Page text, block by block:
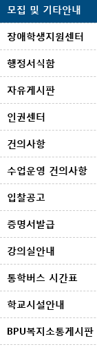
모집 및 기타안내
장애학생지원센터
행정서식함
자유게시판
인권센터
건의사항
수업운영 건의사항
입찰공고
증명서발급
강의실안내
통학버스 시간표
학교시설안내
BPU복지소통게시판